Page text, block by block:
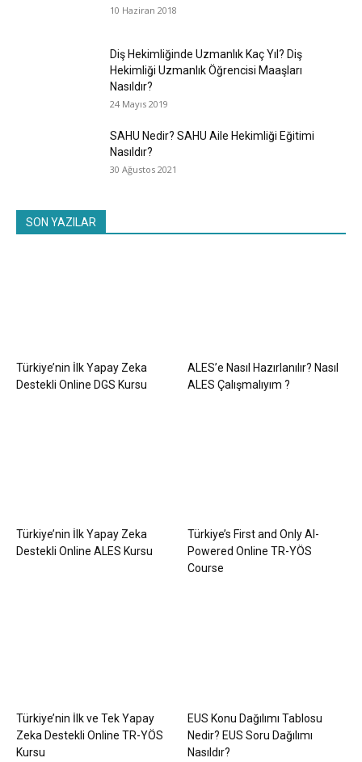
10 Haziran 2018
Diş Hekimliğinde Uzmanlık Kaç Yıl? Diş
Hekimliği Uzmanlık Öğrencisi Maaşları
Nasıldır?
24 Mayıs 2019
SAHU Nedir? SAHU Aile Hekimliği Eğitimi
Nasıldır?
30 Ağustos 2021
SON YAZILAR
Türkiye’nin İlk Yapay Zeka
Destekli Online DGS Kursu
ALES’e Nasıl Hazırlanılır? Nasıl
ALES Çalışmalıyım ?
Türkiye’nin İlk Yapay Zeka
Destekli Online ALES Kursu
Türkiye’s First and Only AI-
Powered Online TR-YÖS
Course
Türkiye’nin İlk ve Tek Yapay
Zeka Destekli Online TR-YÖS
Kursu
EUS Konu Dağılımı Tablosu
Nedir? EUS Soru Dağılımı
Nasıldır?